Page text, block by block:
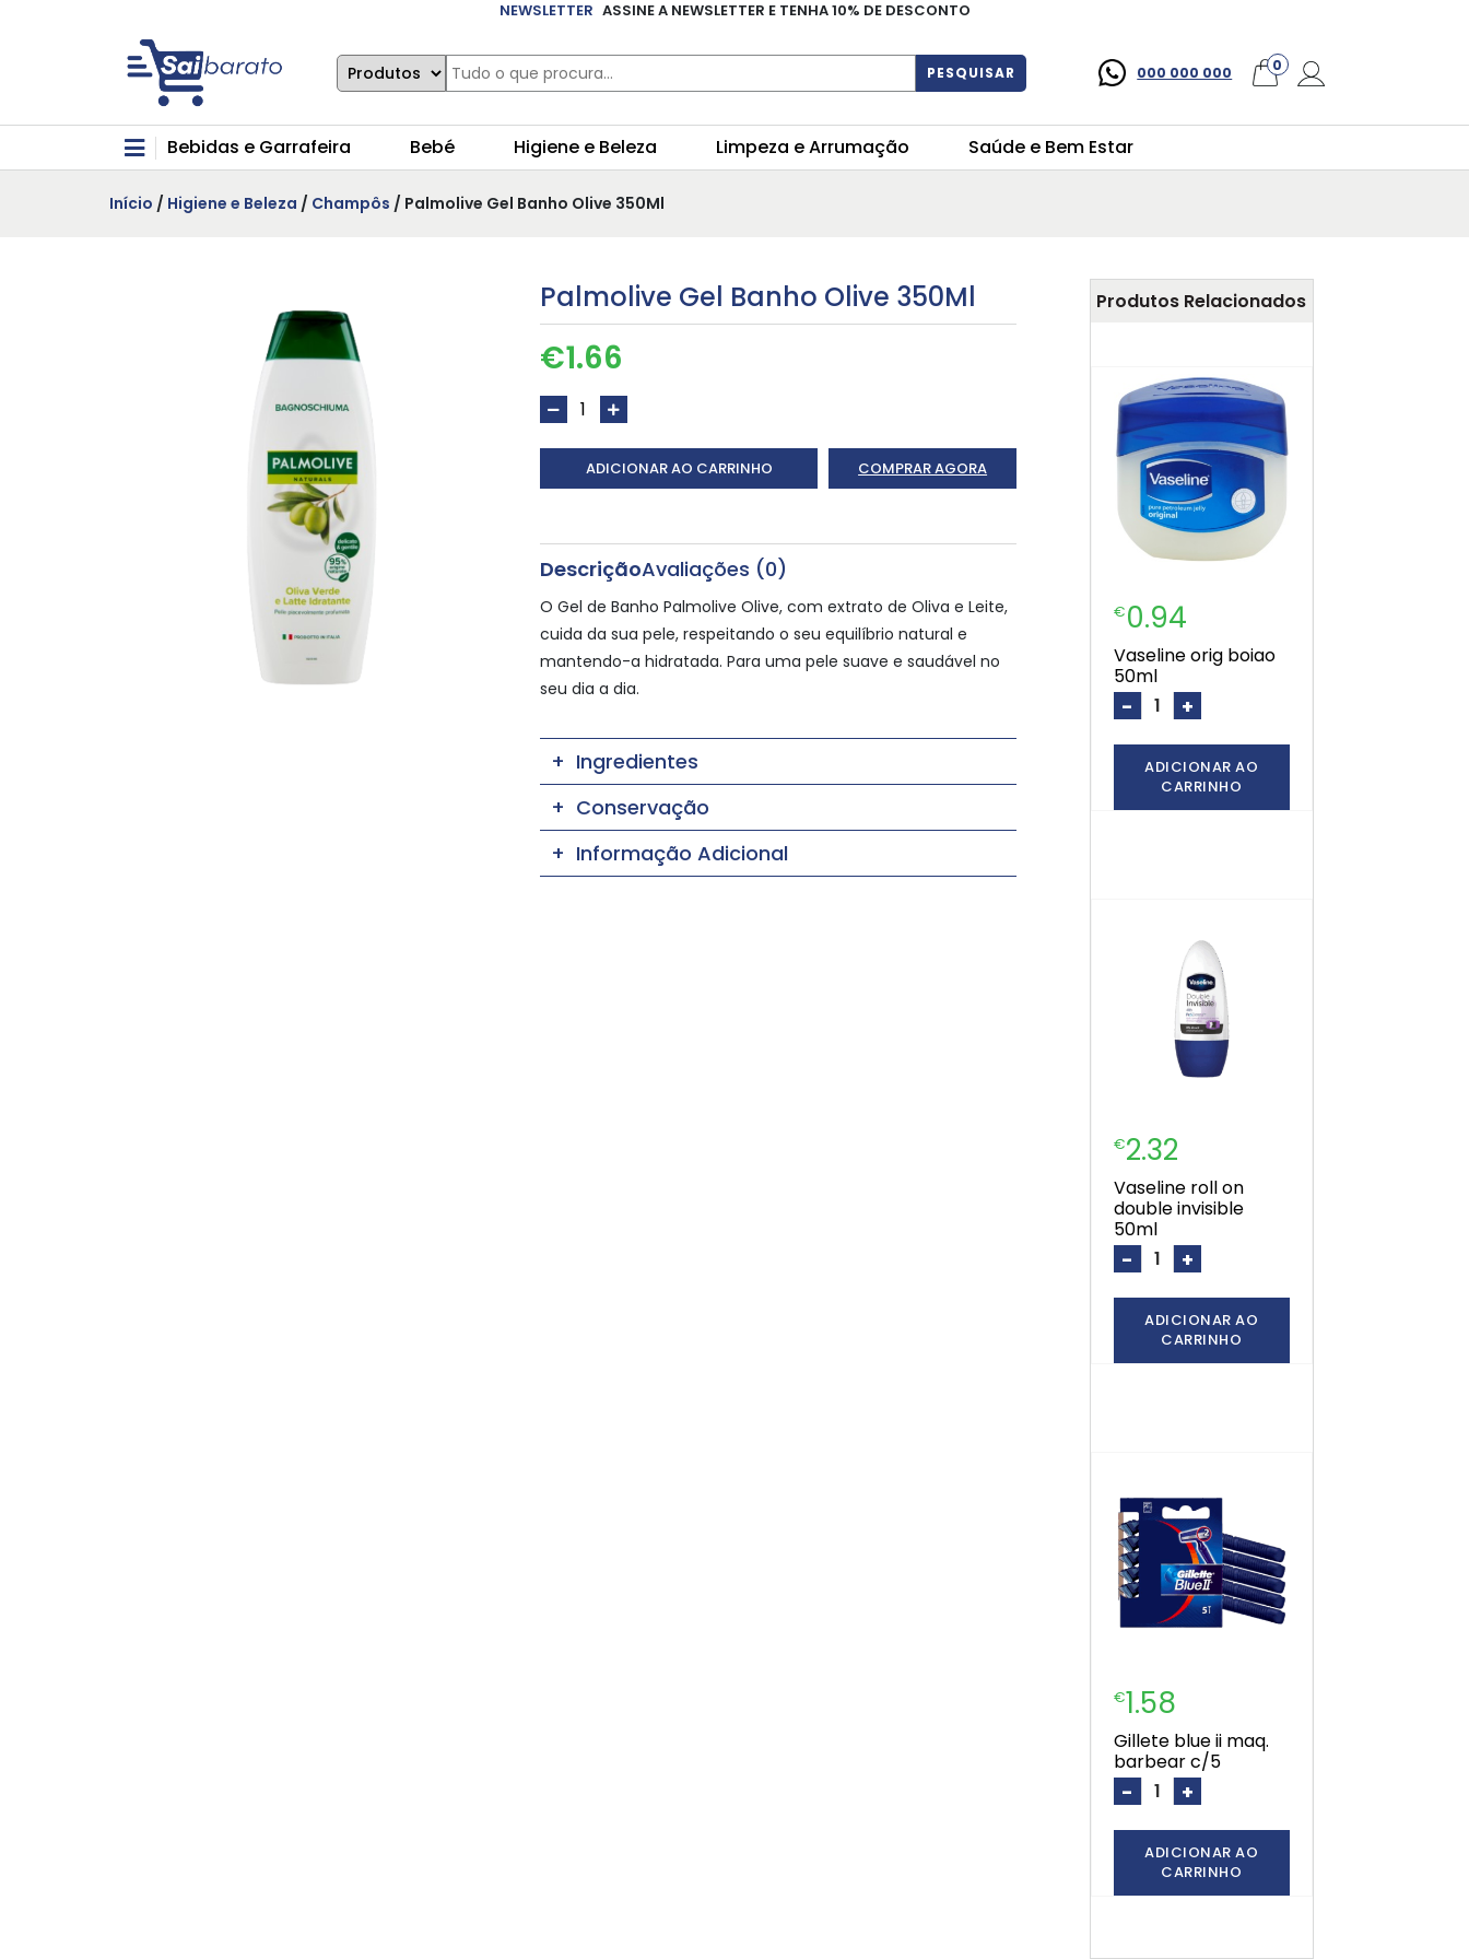
NEWSLETTER ASSINE A NEWSLETTER E TENHA 10% DE DESCONTO
PESQUISAR 000 000 000 0
Bebidas e Garrafeira Bebé Higiene e Beleza Limpeza e Arrumação Saúde e Bem Estar
Início / Higiene e Beleza / Champôs / Palmolive Gel Banho Olive 350Ml
Palmolive Gel Banho Olive 350Ml
€1.66
ADICIONAR AO CARRINHO COMPRAR AGORA
DescriçãoAvaliações (0)
O Gel de Banho Palmolive Olive, com extrato de Oliva e Leite,
cuida da sua pele, respeitando o seu equilíbrio natural e
mantendo-a hidratada. Para uma pele suave e saudável no
seu dia a dia.
Ingredientes
Conservação
Informação Adicional
Produtos Relacionados
€0.94
vaseline orig boiao
50ml
- +
ADICIONAR AO
CARRINHO
€2.32
vaseline roll on
double invisible
50ml
- +
ADICIONAR AO
CARRINHO
€1.58
gillete blue ii maq.
barbear c/5
- +
ADICIONAR AO
CARRINHO